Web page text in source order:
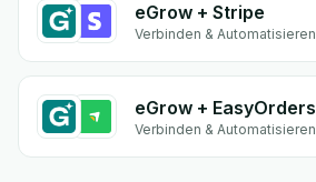
eGrow + Stripe
Verbinden & Automatisieren
eGrow + EasyOrders
Verbinden & Automatisieren